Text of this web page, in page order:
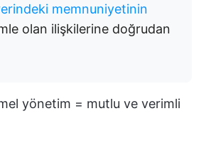
memnuniyetinin
olan ilişkilerine doğrudan
yönetim = mutlu ve verimli